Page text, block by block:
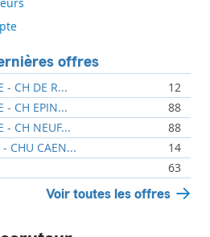
offres
- CH DE R...
12
- CH EPIN...
88
- CH NEUF...
88
CHU CAEN...
14
63
Voir toutes les offres